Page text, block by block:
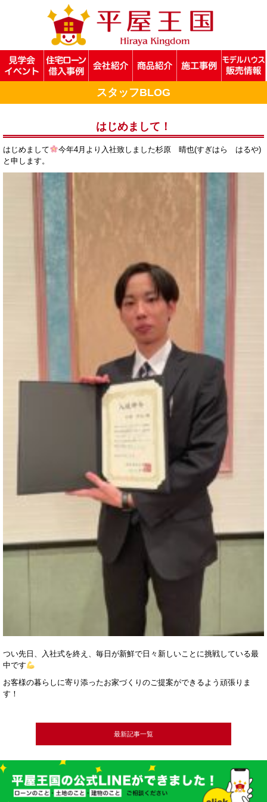
スタッフBLOG
はじめまして！
はじめまして
今年4月より入社致しました杉原 晴也(すぎはら はるや)
と申します。
つい先日、入社式を終え、毎日が新鮮で日々新しいことに挑戦している最
中です
お客様の暮らしに寄り添ったお家づくりのご提案ができるよう頑張りま
す！
最新記事一覧